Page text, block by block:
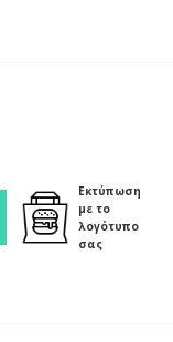
Εκτύπωση
με το
λογότυπο
σας